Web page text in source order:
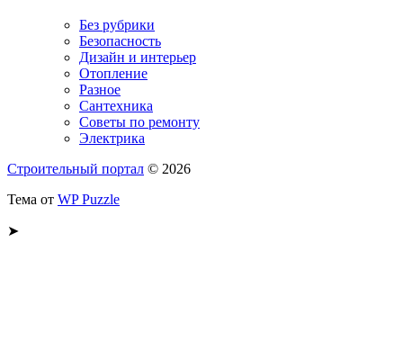
Без рубрики
Безопасность
Дизайн и интерьер
Отопление
Разное
Сантехника
Советы по ремонту
Электрика
Строительный портал © 2026
Тема от WP Puzzle
➤